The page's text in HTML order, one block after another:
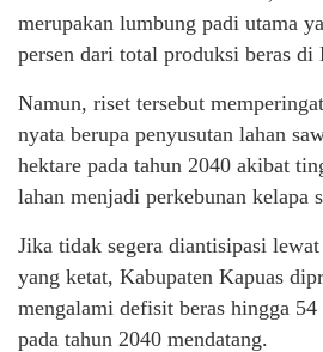
merupakan lumbung padi utama
persen dari total produksi beras di
Namun, riset tersebut
nyata berupa penyusutan lahan
hektare pada tahun 2040 akibat
lahan menjadi perkebunan kelapa
Jika tidak segera diantisipasi
yang ketat, Kabupaten Kapuas
mengalami defisit beras hingga
pada tahun 2040 mendatang.